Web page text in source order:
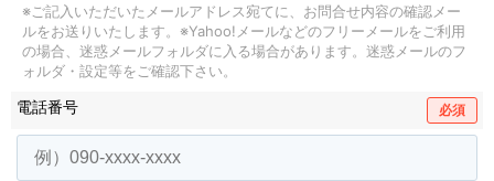
※ご記入いただいたメールアドレス宛てに、お問合せ内容の確認メー
ルをお送りいたします。 ※Yahoo!メールなどのフリーメールをご利用
の場合、迷惑メールフォルダに入る場合があります。 迷惑メールのフ
ォルダ・設定等をご確認下さい。
電話番号 必須